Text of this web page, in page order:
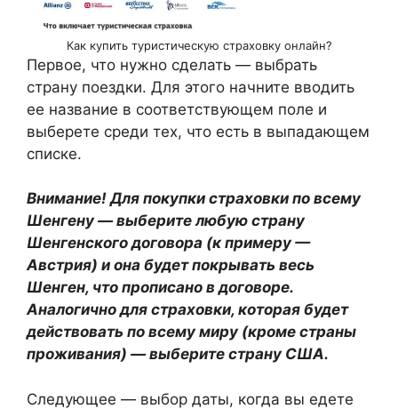
Как купить туристическую страховку онлайн?
Первое, что нужно сделать — выбрать
страну поездки. Для этого начните вводить
ее название в соответствующем поле и
выберете среди тех, что есть в выпадающем
списке.
Внимание! Для покупки страховки по всему
Шенгену — выберите любую страну
Шенгенского договора (к примеру —
Австрия) и она будет покрывать весь
Шенген, что прописано в договоре.
Аналогично для страховки, которая будет
действовать по всему миру (кроме страны
проживания) — выберите страну США.
Следующее — выбор даты, когда вы едете